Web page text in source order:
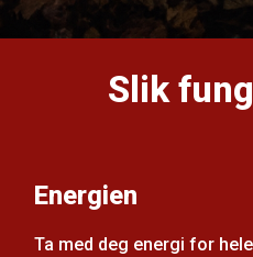
Slik
Energien
Ta med deg energi for